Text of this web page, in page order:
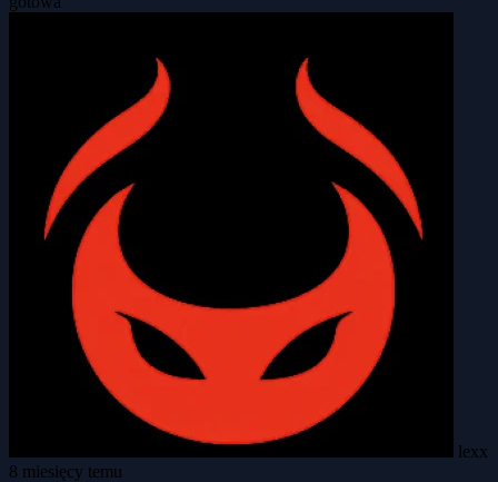
lexx
8 miesięcy temu